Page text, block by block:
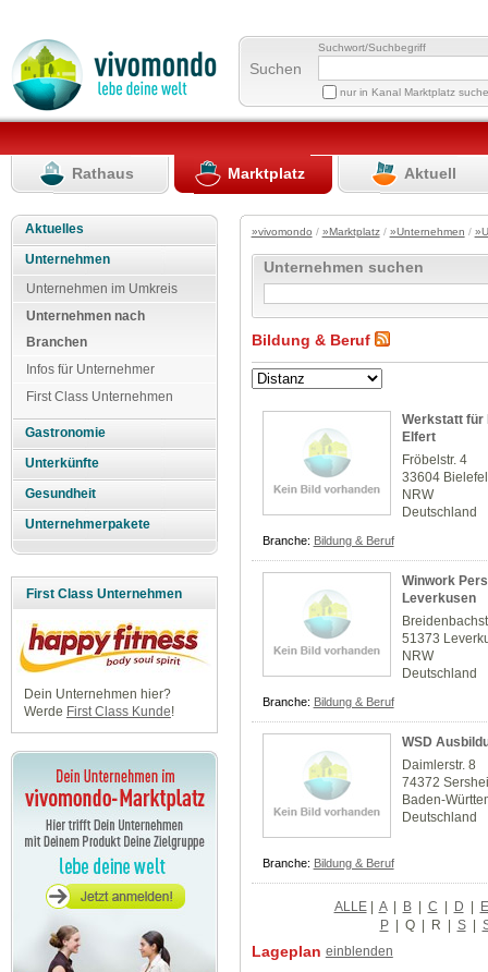
Suchen
Suchwort/Suchbegriff
nur in Kanal Marktplatz
Rathaus Marktplatz Aktuell
Aktuelles
Unternehmen
Unternehmen im Umkreis
Unternehmen nach
Branchen
Infos für Unternehmer
First Class Unternehmen
Gastronomie
Unterkünfte
Gesundheit
Unternehmerpakete
First Class Unternehmen
Dein Unternehmen hier?
Werde First Class Kunde!
»vivomondo / »Marktplatz/ »Unternehmen /
Unternehmen suchen
Bildung & Beruf
Werkstatt für
Elfert
Fröbelstr. 4
33604
NRW
Deutschland
Branche: Bildung & Beruf
Winwork
Leverkusen
51373
NRW
Deutschland
Branche: Bildung & Beruf
WSD
Daimlerstr. 8
74372
Baden-
Deutschland
Branche: Bildung & Beruf
ALLE| A | B | C | D | E
P | Q | R | S |
Lageplan einblenden